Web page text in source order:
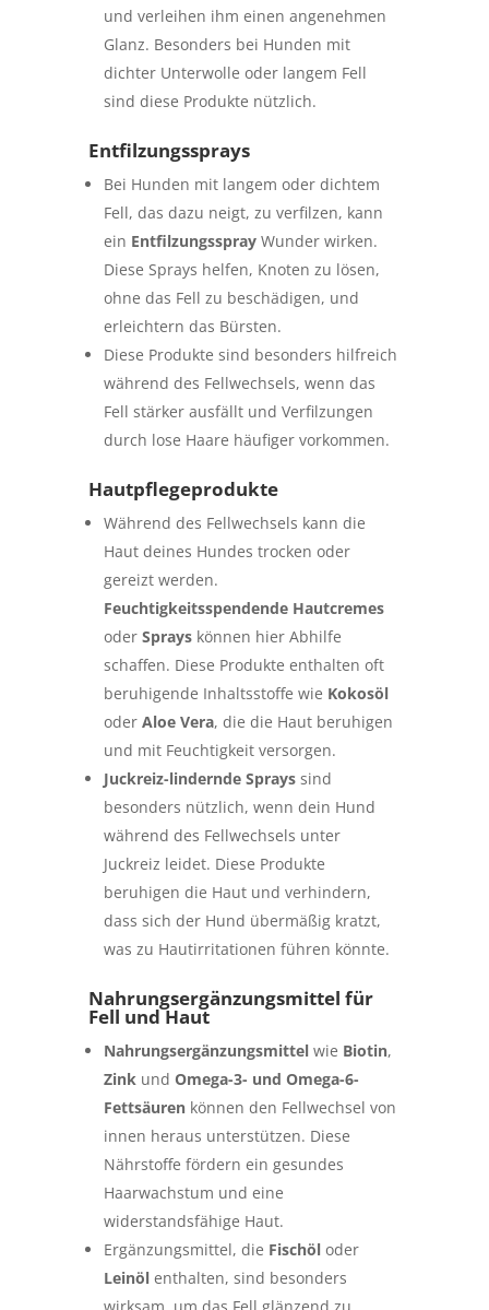
und verleihen ihm einen angenehmen
Glanz. Besonders bei Hunden mit
dichter Unterwolle oder langem Fell
sind diese Produkte nützlich.
Entfilzungssprays
Bei Hunden mit langem oder dichtem
Fell, das dazu neigt, zu verfilzen, kann
ein EntfilzungssprayWunder wirken.
Diese Sprays helfen, Knoten zu lösen,
ohne das Fell zu beschädigen, und
erleichtern das Bürsten.
Diese Produkte sind besonders hilfreich
während des Fellwechsels, wenn das
Fell stärker ausfällt und Verfilzungen
durch lose Haare häufiger vorkommen.
Hautpflegeprodukte
Während des Fellwechsels kann die
Haut deines Hundes trocken oder
gereizt werden.
Feuchtigkeitsspendende Hautcremes
oder Sprayskönnen hier Abhilfe
schaffen. Diese Produkte enthalten oft
beruhigende Inhaltsstoffe wie Kokosöl
oder Aloe Vera, die die Haut beruhigen
und mit Feuchtigkeit versorgen.
Juckreiz-lindernde Sprayssind
besonders nützlich, wenn dein Hund
während des Fellwechsels unter
Juckreiz leidet. Diese Produkte
beruhigen die Haut und verhindern,
dass sich der Hund übermäßig kratzt,
was zu Hautirritationen führen könnte.
Nahrungsergänzungsmittel für
Fell und Haut
Nahrungsergänzungsmittelwie Biotin,
Zinkund Omega-3- und Omega-6-
Fettsäurenkönnen den Fellwechsel von
innen heraus unterstützen. Diese
Nährstoffe fördern ein gesundes
Haarwachstum und eine
widerstandsfähige Haut.
Ergänzungsmittel, die Fischöloder
Leinölenthalten, sind besonders